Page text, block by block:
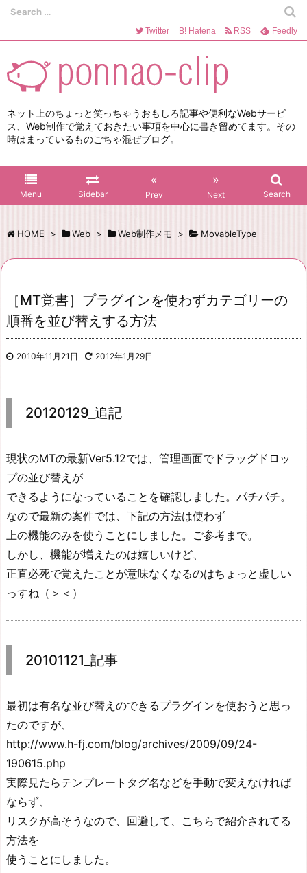
ネット上のちょっと笑っちゃうおもしろ記事や便利なWebサービ
ス、Web制作で覚えておきたい事項を中心に書き留めてます。その
時はまっているものごちゃ混ぜブログ。
Menu Sidebar
«
Prev
»
Next Search
Twitter B! Hatena RSS Feedly
HOME > Web > Web制作メモ > MovableType
［MT覚書］プラグインを使わずカテゴリーの
順番を並び替えする方法
2010年11月21日 2012年1月29日
20120129_追記
現状のMTの最新Ver5.12では、管理画面でドラッグドロッ
プの並び替えが
できるようになっていることを確認しました。パチパチ。
なので最新の案件では、下記の方法は使わず
上の機能のみを使うことにしました。ご参考まで。
しかし、機能が増えたのは嬉しいけど、
正直必死で覚えたことが意味なくなるのはちょっと虚しい
っすね（＞＜）
20101121_記事
最初は有名な並び替えのできるプラグインを使おうと思っ
たのですが、
http://www.h-fj.com/blog/archives/2009/09/24-
190615.php
実際見たらテンプレートタグ名などを手動で変えなければ
ならず、
リスクが高そうなので、回避して、こちらで紹介されてる
方法を
使うことにしました。